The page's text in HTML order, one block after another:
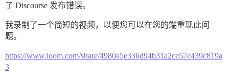
了 Discourse 发布错误。
我录制了一个简短的视频，以便您可以在您的端重现此问
题。
https://www.loom.com/share/4980a5e336d94b31a2ce57e439c819a
3